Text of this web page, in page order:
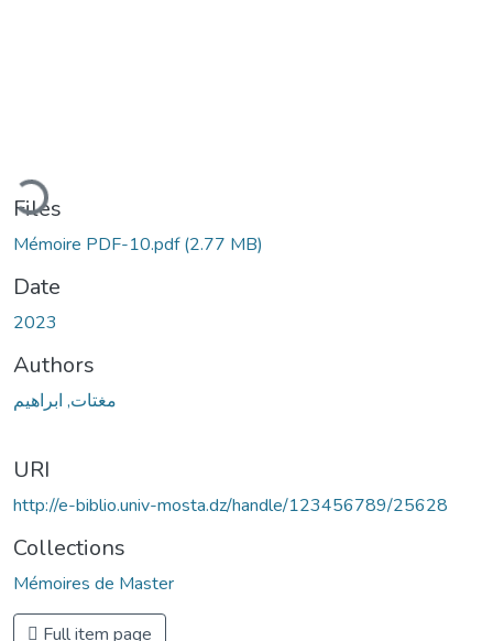
Files
Mémoire PDF-10.pdf(2.77 MB)
Date
2023
Authors
مغتات, ابراهيم
URI
http://e-biblio.univ-mosta.dz/handle/123456789/25628
Collections
Mémoires de Master
Full item page